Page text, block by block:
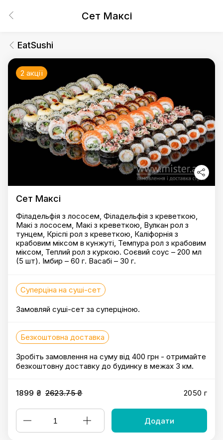
Сет Максі
EatSushi
2 акції
Сет Максі
Філадельфія з лососем, Філадельфія з креветкою,
Макі з лососем, Макі з креветкою, Вулкан рол з
тунцем, Кріспі рол з креветкою, Каліфорнія з
крабовим міксом в кунжуті, Темпура рол з крабовим
міксом, Теплий рол з куркою. Соєвий соус – 200 мл
(5 шт). Імбир – 60 г. Васабі – 30 г.
Суперціна на суші-сет
Замовляй суші-сет за суперціною.
Безкоштовна доставка
Зробіть замовлення на суму від 400 грн - отримайте
безкоштовну доставку до будинку в межах 3 км.
1899 ₴ 2623.75 ₴ 2050 г
Додати